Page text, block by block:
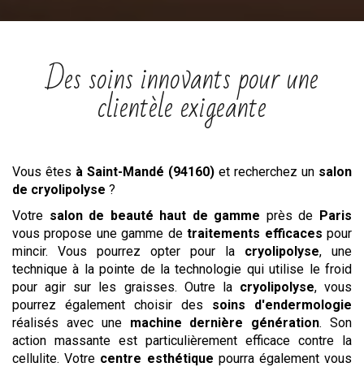
Des soins innovants pour une
clientèle exigeante
Vous êtes à Saint-Mandé (94160) et recherchez un salon
de cryolipolyse ?
Votre salon de beauté haut de gamme près de Paris
vous propose une gamme detraitements efficaces pour
mincir. Vous pourrez opter pour la cryolipolyse, une
technique à la pointe de la technologie qui utilise le froid
pour agir sur les graisses. Outre la cryolipolyse, vous
pourrez également choisir des soins d'endermologie
réalisés avec une machine dernière génération. Son
action massante est particulièrement efficace contre la
cellulite. Votre centre esthétique pourra également vous